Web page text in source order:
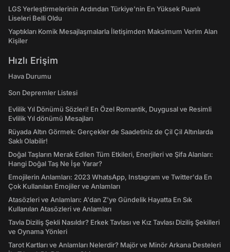
LGS Yerleştirmelerinin Ardından Türkiye'nin En Yüksek Puanlı
Liseleri Belli Oldu
Yaptıkları Komik Mesajlaşmalarla İletişimden Maksimum Verim Alan
Kişiler
Hızlı Erişim
Hava Durumu
Son Depremler Listesi
Evlilik Yıl Dönümü Sözleri! En Özel Romantik, Duygusal ve Resimli
Evlilik Yıl dönümü Mesajları
Rüyada Altın Görmek: Gerçekler de Saadetiniz de Çil Çil Altınlarda
Saklı Olabilir!
Doğal Taşların Merak Edilen Tüm Etkileri, Enerjileri ve Şifa Alanları:
Hangi Doğal Taş Ne İşe Yarar?
Emojilerin Anlamları: 2023 WhatsApp, Instagram ve Twitter'da En
Çok Kullanılan Emojiler ve Anlamları
Atasözleri ve Anlamları: A'dan Z'ye Gündelik Hayatta En Sık
Kullanılan Atasözleri ve Anlamları
Tavla Diziliş Şekli Nasıldır? Erkek Tavlası ve Kız Tavlası Diziliş Şekilleri
ve Oynama Yönleri
Tarot Kartları ve Anlamları Nelerdir? Majör ve Minör Arkana Desteleri